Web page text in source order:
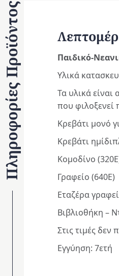
Πληροφορίες Προϊόντος
Παιδικό-
Υλικά
Τα υλικά
που φιλοξενεί
Κρεβάτι μονό
Κρεβάτι
Κομοδίνο
Γραφείο (640Ε)
Εταζέρα
Βιβλιοθήκη –
Στις τιμές
Εγγύηση: 7ετή